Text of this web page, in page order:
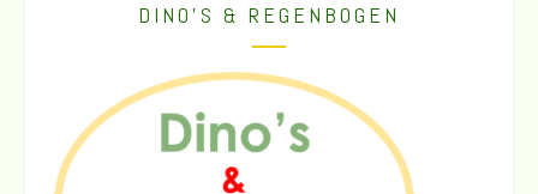
DINO’S & REGENBOGEN